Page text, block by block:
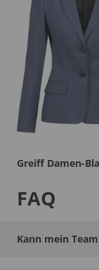
Greiff Damen-
FAQ
Kann mein